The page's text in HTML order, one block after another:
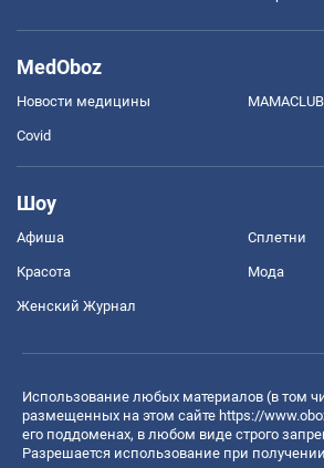
MedOboz
Новости медицины MAMACLUB
Covid
Шоу
Афиша Сплетни
Красота Мода
Женский Журнал
Использование любых материалов (в том
размещенных на этом сайте https://
его поддоменах, в любом виде строго
Разрешается использование при